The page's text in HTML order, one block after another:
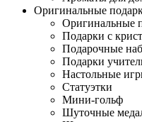
Оригинальные
Оригинальные
Подарки с
Подарочные
Подарки
Настольные
Статуэтки
Мини-гольф
Шуточные